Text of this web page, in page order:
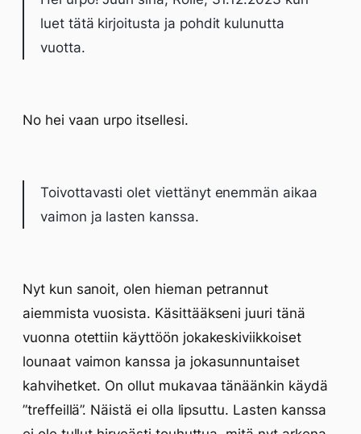
luet tätä kirjoitusta ja pohdit kulunutta
vuotta.
No hei vaan urpo itsellesi.
Toivottavasti olet viettänyt enemmän aikaa
vaimon ja lasten kanssa.
Nyt kun sanoit, olen hieman petrannut
aiemmista vuosista. Käsittääkseni juuri tänä
vuonna otettiin käyttöön jokakeskiviikkoiset
lounaat vaimon kanssa ja jokasunnuntaiset
kahvihetket. On ollut mukavaa tänäänkin käydä
”treffeillä”. Näistä ei olla lipsuttu. Lasten kanssa